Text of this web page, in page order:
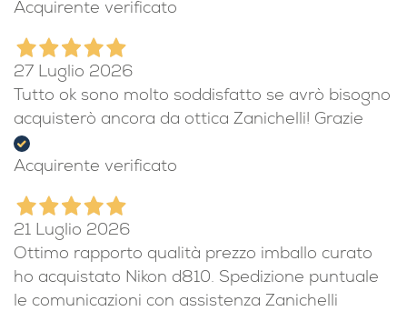
Acquirente verificato
27 Luglio 2026
Tutto ok sono molto soddisfatto se avrò bisogno
acquisterò ancora da ottica Zanichelli! Grazie
Acquirente verificato
21 Luglio 2026
Ottimo rapporto qualità prezzo imballo curato
ho acquistato Nikon d810. Spedizione puntuale
le comunicazioni con assistenza Zanichelli